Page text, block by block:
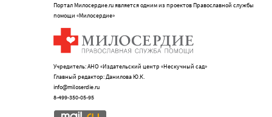
Портал Милосердие.ru является одним из проектов Православной службы
помощи «Милосердие»
Учредитель: АНО «Издательский центр «Нескучный сад»
Главный редактор: Данилова Ю.К.
info@miloserdie.ru
8-499-350-05-95